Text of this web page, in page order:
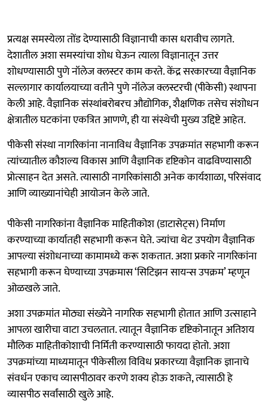
प्रत्यक्ष समस्येला तोंड देण्यासाठी विज्ञानाची कास धरावीच लागते.
देशातील अशा समस्यांचा शोध घेऊन त्याला विज्ञानातून उत्तर
शोधण्यासाठी पुणे नॉलेज क्लस्टर काम करते. केंद्र सरकारच्या वैज्ञानिक
सल्लागार कार्यालयाच्या वतीने पुणे नॉलेज क्लस्टरची (पीकेसी) स्थापना
केली आहे. वैज्ञानिक संस्थांबरोबरच औद्योगिक, शैक्षणिक तसेच संशोधन
क्षेत्रातील घटकांना एकत्रित आणणे, ही या संस्थेची मुख्य उद्दिष्टे आहेत.
पीकेसी संस्था नागरिकांना नानाविध वैज्ञानिक उपक्रमांत सहभागी करून
त्यांच्यातील कौशल्य विकास आणि वैज्ञानिक दृष्टिकोन वाढविण्यासाठी
प्रोत्साहन देत असते. त्यासाठी नागरिकांसाठी अनेक कार्यशाळा, परिसंवाद
आणि व्याख्यानांचेही आयोजन केले जाते.
पीकेसी नागरिकांना वैज्ञानिक माहितीकोश (डाटासेट्स) निर्माण
करण्याच्या कार्यातही सहभागी करून घेते. ज्यांचा थेट उपयोग वैज्ञानिक
आपल्या संशोधनाच्या कामामध्ये करू शकतात. अशा प्रकारे नागरिकांना
सहभागी करून घेण्याच्या उपक्रमास ‘सिटिझन सायन्स उपक्रम’ म्हणून
ओळखले जाते.
अशा उपक्रमांत मोठ्या संख्येने नागरिक सहभागी होतात आणि उत्साहाने
आपला खारीचा वाटा उचलतात. त्यातून वैज्ञानिक दृष्टिकोनातून अतिशय
मौलिक माहितीकोशाची निर्मिती करण्यासाठी फायदा होतो. अशा
उपक्रमांच्या माध्यमातून पीकेसीला विविध प्रकारच्या वैज्ञानिक ज्ञानाचे
संवर्धन एकाच व्यासपीठावर करणे शक्य होऊ शकते, त्यासाठी हे
व्यासपीठ सर्वांसाठी खुले आहे.